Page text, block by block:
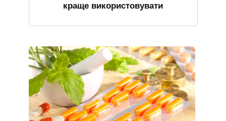
краще використовувати